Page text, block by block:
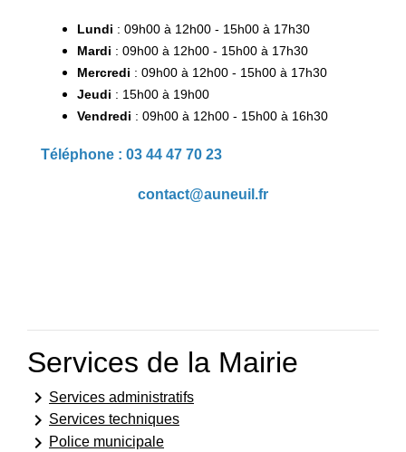
Lundi : 09h00 à 12h00 - 15h00 à 17h30
Mardi : 09h00 à 12h00 - 15h00 à 17h30
Mercredi : 09h00 à 12h00 - 15h00 à 17h30
Jeudi : 15h00 à 19h00
Vendredi : 09h00 à 12h00 - 15h00 à 16h30
Téléphone : 03 44 47 70 23
contact@auneuil.fr
Services de la Mairie
keyboard_arrow_right Services administratifs
keyboard_arrow_right Services techniques
keyboard_arrow_right Police municipale